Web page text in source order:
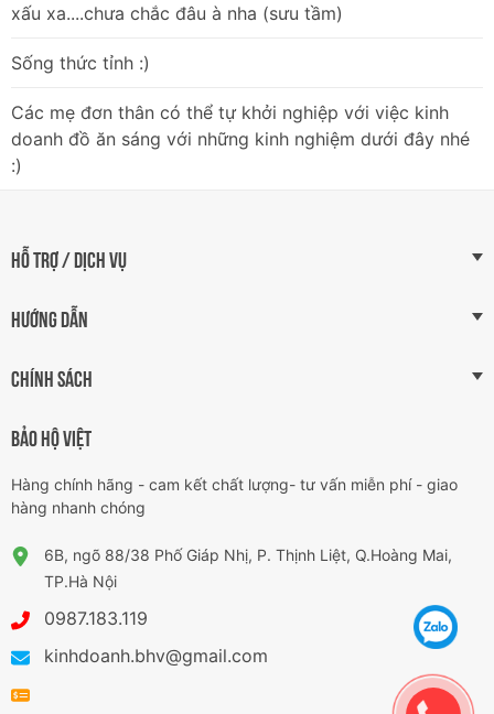
xấu xa....chưa chắc đâu à nha (sưu tầm)
Sống thức tỉnh :)
Các mẹ đơn thân có thể tự khởi nghiệp với việc kinh
doanh đồ ăn sáng với những kinh nghiệm dưới đây nhé
:)
HỖ TRỢ / DỊCH VỤ
HƯỚNG DẪN
CHÍNH SÁCH
BẢO HỘ VIỆT
Hàng chính hãng - cam kết chất lượng- tư vấn miễn phí - giao
hàng nhanh chóng
6B, ngõ 88/38 Phố Giáp Nhị, P. Thịnh Liệt, Q.Hoàng Mai,
TP.Hà Nội
0987.183.119
kinhdoanh.bhv@gmail.com